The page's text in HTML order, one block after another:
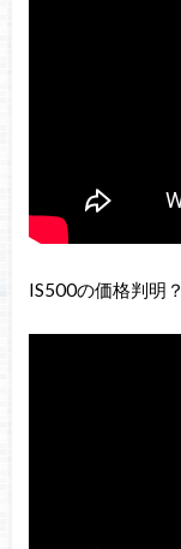
IS500の価格判明？